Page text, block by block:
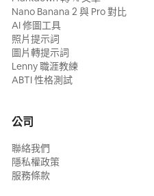
Nano Banana 2 與 Pro 對比
AI 修圖工具
照片提示詞
圖片轉提示詞
Lenny 職涯教練
ABTI 性格測試
公司
聯絡我們
隱私權政策
服務條款